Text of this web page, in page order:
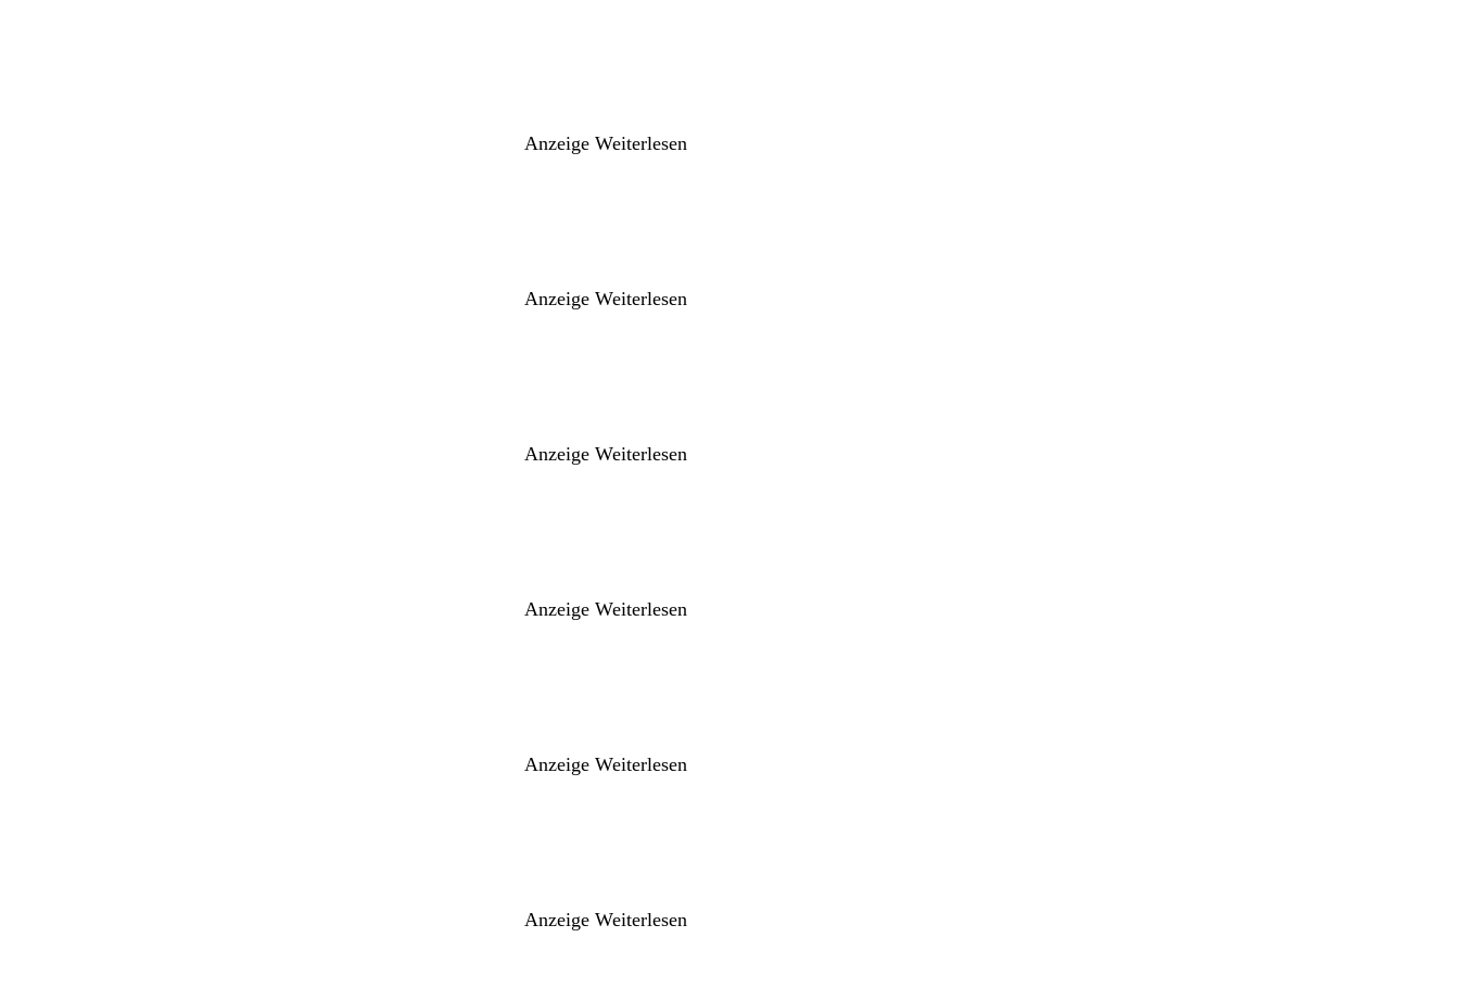
Anzeige Weiterlesen
Anzeige Weiterlesen
Anzeige Weiterlesen
Anzeige Weiterlesen
Anzeige Weiterlesen
Anzeige Weiterlesen